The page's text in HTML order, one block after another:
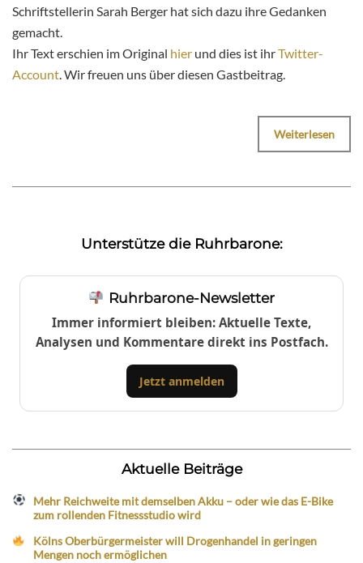
Schriftstellerin Sarah Berger hat sich dazu ihre Gedanken
gemacht.
Ihr Text erschien im Original hier und dies ist ihrTwitter-
Account. Wir freuen uns über diesen Gastbeitrag.
Weiterlesen
Unterstütze die Ruhrbarone:
Ruhrbarone-Newsletter
Immer informiert bleiben: Aktuelle Texte,
Analysen und Kommentare direkt ins Postfach.
Jetzt anmelden
Aktuelle Beiträge
Mehr Reichweite mit demselben Akku – oder wie das E-Bike
zum rollenden Fitnessstudio wird
Kölns Oberbürgermeister will Drogenhandel in geringen
Mengen noch ermöglichen